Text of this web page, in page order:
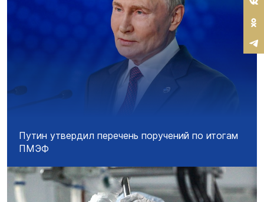
Путин утвердил перечень поручений по итогам
ПМЭФ